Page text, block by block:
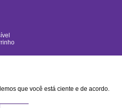
que você está ciente e de acordo.